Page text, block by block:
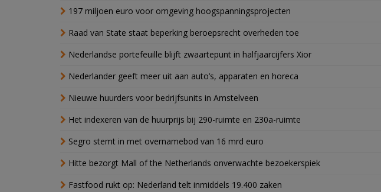
197 miljoen euro voor omgeving hoogspanningsprojecten
Raad van State staat beperking beroepsrecht overheden toe
Nederlandse portefeuille blijft zwaartepunt in halfjaarcijfers Xior
Nederlander geeft meer uit aan auto’s, apparaten en horeca
Nieuwe huurders voor bedrijfsunits in Amstelveen
Het indexeren van de huurprijs bij 290-ruimte en 230a-ruimte
Segro stemt in met overnamebod van 16 mrd euro
Hitte bezorgt Mall of the Netherlands onverwachte bezoekerspiek
Fastfood rukt op: Nederland telt inmiddels 19.400 zaken